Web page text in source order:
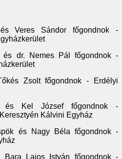
Veres Sándor főgondnok -
és dr. Nemes Pál főgondnok -
Zsolt főgondnok - Erdélyi
és Kel József főgondnok -
Kálvini Egyház
és Nagy Béla főgondnok -
Bara Lajos István főgondnok -